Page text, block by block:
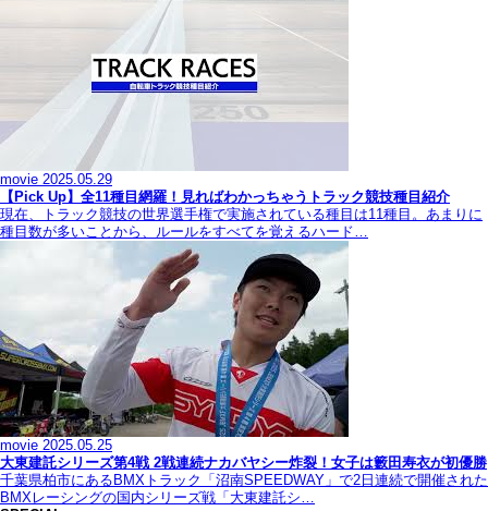
movie 2025.05.29
【Pick Up】全11種目網羅！見ればわかっちゃうトラック競技種目紹介
現在、トラック競技の世界選手権で実施されている種目は11種目。あまりに
種目数が多いことから、ルールをすべてを覚えるハード…
movie 2025.05.25
大東建託シリーズ第4戦 2戦連続ナカバヤシー炸裂！女子は籔田寿衣が初優勝
千葉県柏市にあるBMXトラック「沼南SPEEDWAY」で2日連続で開催された
BMXレーシングの国内シリーズ戦「大東建託シ…